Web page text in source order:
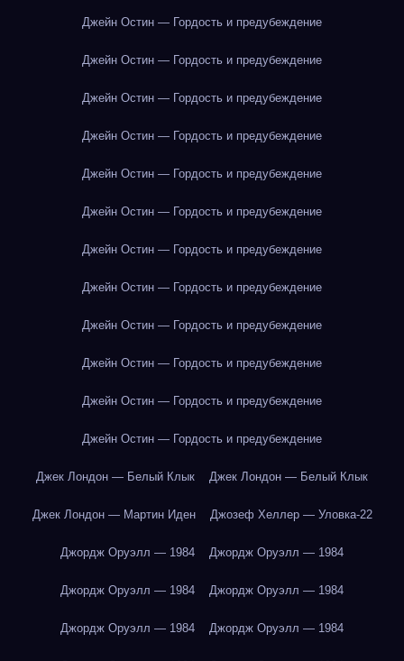
Джейн Остин — Гордость и предубеждение
Джейн Остин — Гордость и предубеждение
Джейн Остин — Гордость и предубеждение
Джейн Остин — Гордость и предубеждение
Джейн Остин — Гордость и предубеждение
Джейн Остин — Гордость и предубеждение
Джейн Остин — Гордость и предубеждение
Джейн Остин — Гордость и предубеждение
Джейн Остин — Гордость и предубеждение
Джейн Остин — Гордость и предубеждение
Джейн Остин — Гордость и предубеждение
Джейн Остин — Гордость и предубеждение
Джек Лондон — Белый Клык Джек Лондон — Белый Клык
Джек Лондон — Мартин Иден Джозеф Хеллер — Уловка-22
Джордж Оруэлл — 1984 Джордж Оруэлл — 1984
Джордж Оруэлл — 1984 Джордж Оруэлл — 1984
Джордж Оруэлл — 1984 Джордж Оруэлл — 1984